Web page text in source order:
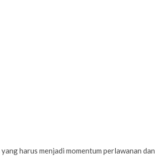
harus menjadi momentum perlawanan dan